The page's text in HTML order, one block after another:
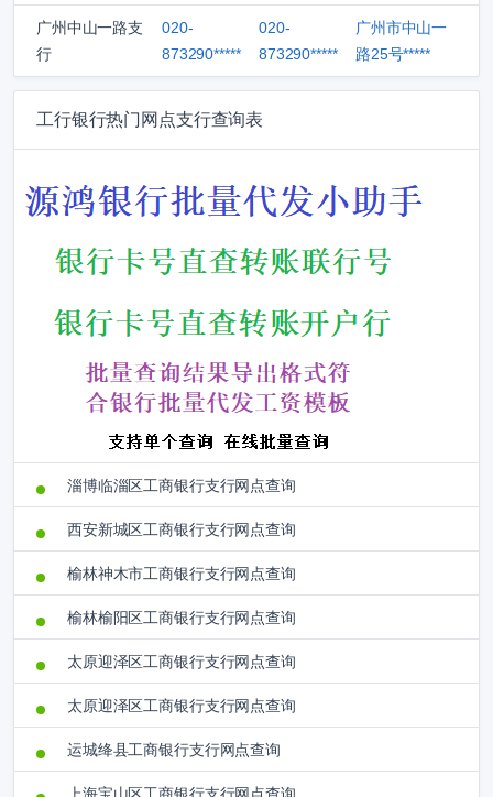
广州中山一路支
行
020-
873290*****
020-
873290*****
广州市中山一
路25号*****
工行银行热门网点支行查询表
淄博临淄区工商银行支行网点查询
西安新城区工商银行支行网点查询
榆林神木市工商银行支行网点查询
榆林榆阳区工商银行支行网点查询
太原迎泽区工商银行支行网点查询
太原迎泽区工商银行支行网点查询
运城绛县工商银行支行网点查询